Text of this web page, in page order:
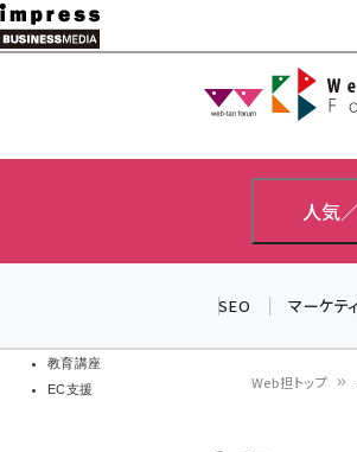
メ
イ
教育講座
EC支援
人気
SEO マーケテ
Web担トップ